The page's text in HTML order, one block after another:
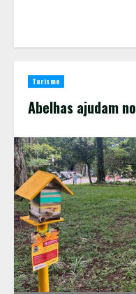
Turismo
Abelhas ajudam